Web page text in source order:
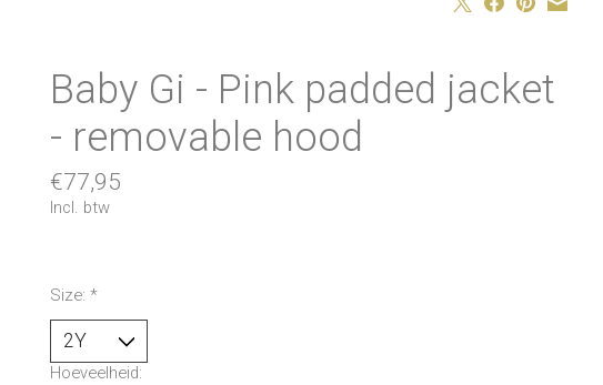
Baby Gi - Pink padded jacket
- removable hood
€77,95
Incl. btw
Size: *
Hoeveelheid: